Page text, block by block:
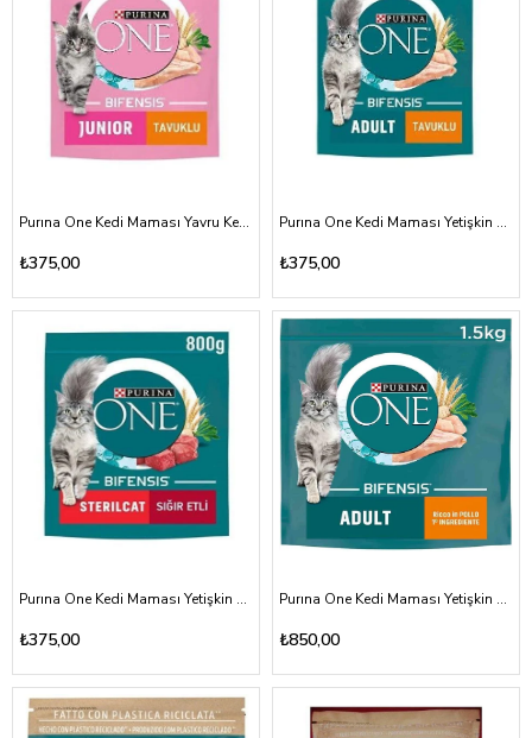
Purına One Kedi Maması Yavru Kediler İçin Tavuklu 800 Gr
₺375,00
Purına One Kedi Maması Yetişkin Kediler İçin Tavuklu 800 Gr
₺375,00
Purına One Kedi Maması Yetişkin Kediler İçin Sığır Eti 800 Gr
₺375,00
Purına One Kedi Maması Yetişkin Kediler İçin Tavuklu 1500 Gr
₺850,00